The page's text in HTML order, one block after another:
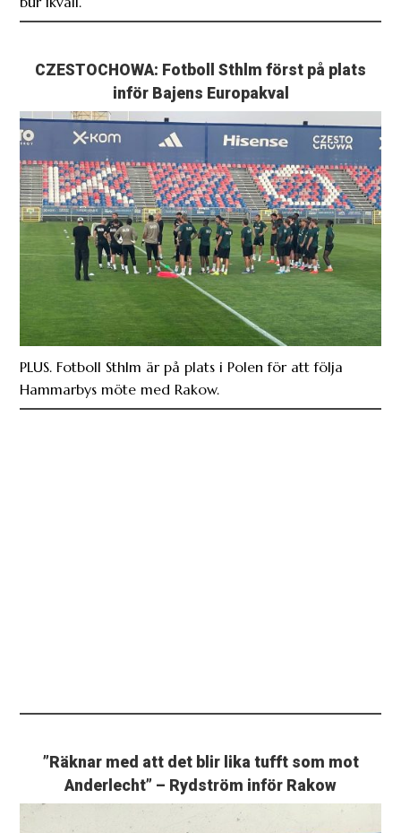
CZESTOCHOWA: Fotboll Sthlm först på plats
inför Bajens Europakval
PLUS. Fotboll Sthlm är på plats i Polen för att följa
Hammarbys möte med Rakow.
”Räknar med att det blir lika tufft som mot
Anderlecht” – Rydström inför Rakow